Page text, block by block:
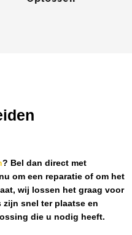
? Bel dan direct met
om een reparatie of om het
wij lossen het graag voor
zijn snel ter plaatse en
die u nodig heeft.